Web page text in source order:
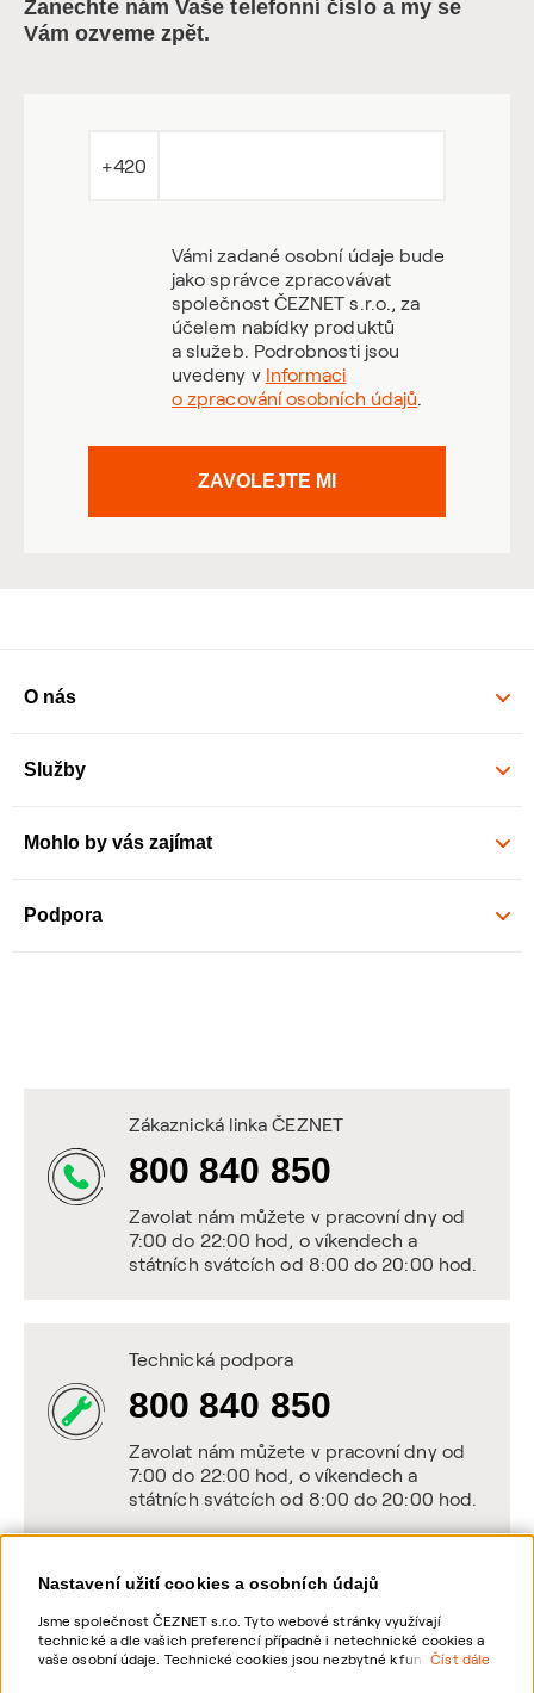
Nastavení užití cookies a osobních údajů
Jsme společnost ČEZNET s.r.o. Tyto webové stránky využívají
technické a dle vašich preferencí případně i netechnické cookies a
vaše osobní údaje. Technické cookies jsou nezbytné k fungování
Číst dále
Zanechte nám Vaše telefonní číslo a my se
Vám ozveme zpět.
+420
Vámi zadané osobní údaje bude
jako správce zpracovávat
společnost ČEZNET s.r.o., za
účelem nabídky produktů
a služeb. Podrobnosti jsou
uvedeny v Informaci
o zpracování osobních údajů.
ZAVOLEJTE MI
O nás
Služby
Mohlo by vás zajímat
Podpora
Zákaznická linka ČEZNET
800 840 850
Zavolat nám můžete v pracovní dny od
7:00 do 22:00 hod, o víkendech a
státních svátcích od 8:00 do 20:00 hod.
Technická podpora
800 840 850
Zavolat nám můžete v pracovní dny od
7:00 do 22:00 hod, o víkendech a
státních svátcích od 8:00 do 20:00 hod.
Napište nám
POSLAT VZKAZ